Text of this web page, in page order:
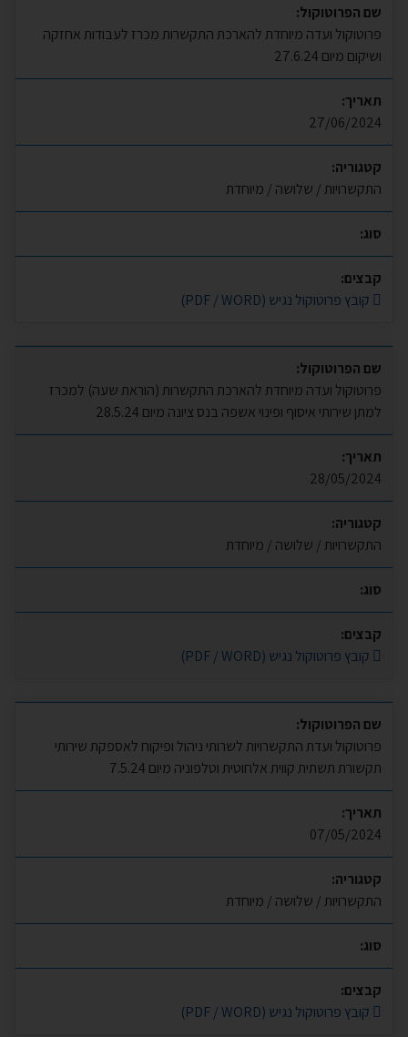
שם הפרוטוקול:
פרוטוקול ועדה מיוחדת להארכת התקשרות מכרז לעבודות אחזקה
ושיקום מיום 27.6.24
תאריך:
27/06/2024
קטגוריה:
התקשרויות / שלושה / מיוחדת
סוג:
קבצים:
קובץ פרוטוקול נגיש (PDF / WORD)
שם הפרוטוקול:
פרוטוקול ועדה מיוחדת להארכת התקשרות (הוראת שעה) למכרז
למתן שירותי איסוף ופינוי אשפה בנס ציונה מיום 28.5.24
תאריך:
28/05/2024
קטגוריה:
התקשרויות / שלושה / מיוחדת
סוג:
קבצים:
קובץ פרוטוקול נגיש (PDF / WORD)
שם הפרוטוקול:
פרוטוקול ועדת התקשרויות לשרותי ניהול ופיקוח לאספקת שירותי
תקשורת תשתית קווית אלחוטית וטלפוניה מיום 7.5.24
תאריך:
07/05/2024
קטגוריה:
התקשרויות / שלושה / מיוחדת
סוג:
קבצים:
קובץ פרוטוקול נגיש (PDF / WORD)